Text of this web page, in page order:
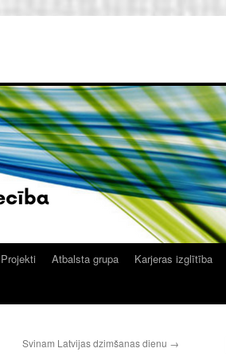
Projekti Atbalsta grupa Karjeras izglītība
Svinam Latvijas dzimšanas dienu →